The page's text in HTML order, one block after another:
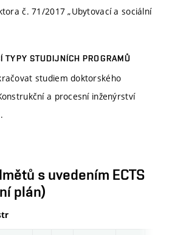
č. 71/2017 „Ubytovací a sociální
TYPY STUDIJNÍCH PROGRAMŮ
studiem doktorského
a procesní inženýrství
s uvedením ECTS
plán)